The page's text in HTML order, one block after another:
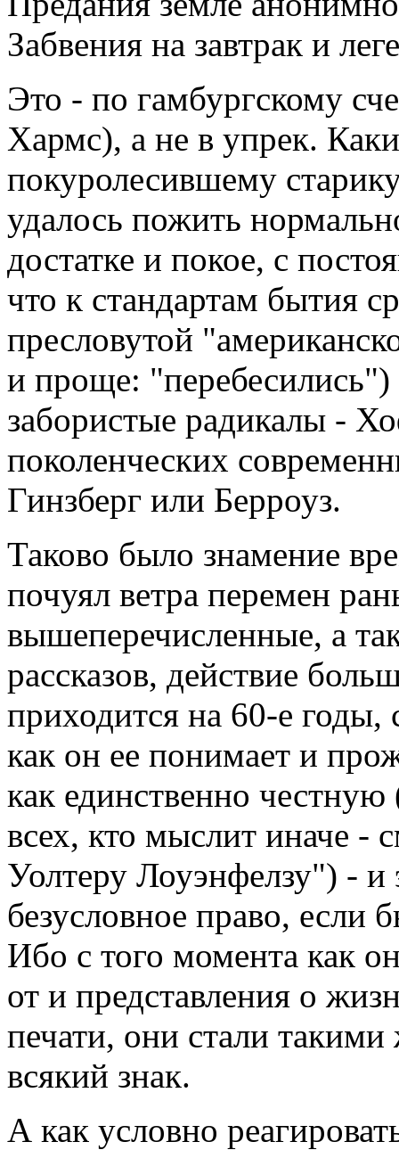
Забвения на завтрак и
Это - по гамбургскому
Хармс), а не в упрек.
покуролесившему
удалось пожить
достатке и покое, с
что к стандартам бытия
пресловутой
и проще:
забористые радикалы -
поколенческих
Гинзберг или Берроуз.
Таково было знамение
почуял ветра перемен
вышеперечисленные, а
рассказов, действие
приходится на 60-е годы,
как он ее понимает и
как единственно честную
всех, кто мыслит иначе -
Уолтеру Лоуэнфелзу") -
безусловное право, если
Ибо с того момента как
от и представления о
печати, они стали
всякий знак.
А как условно